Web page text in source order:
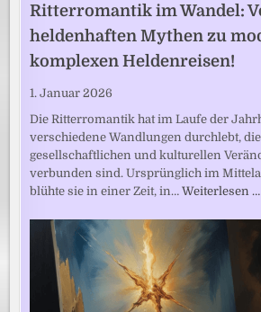
Ritterromantik im Wandel:
heldenhaften Mythen zu
komplexen Heldenreisen!
1. Januar 2026
Die Ritterromantik hat im Laufe der
verschiedene Wandlungen durchlebt,
gesellschaftlichen und kulturellen
verbunden sind. Ursprünglich im
blühte sie in einer Zeit, in…Weiterlesen …